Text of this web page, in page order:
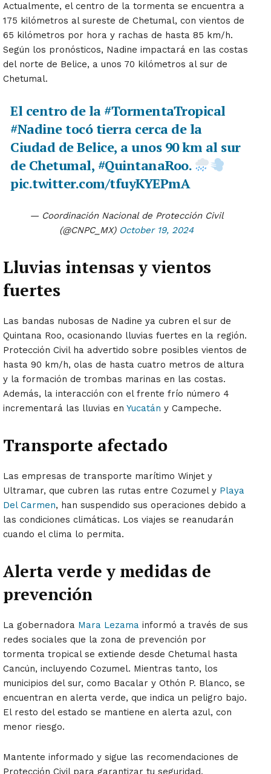
Actualmente, el centro de la tormenta se encuentra a
175 kilómetros al sureste de Chetumal, con vientos de
65 kilómetros por hora y rachas de hasta 85 km/h.
Según los pronósticos, Nadine impactará en las costas
del norte de Belice, a unos 70 kilómetros al sur de
Chetumal.
El centro de la #TormentaTropical
#Nadinetocó tierra cerca de la
Ciudad de Belice, a unos 90 km al sur
de Chetumal, #QuintanaRoo.
pic.twitter.com/tfuyKYEPmA
— Coordinación Nacional de Protección Civil
(@CNPC_MX) October 19, 2024
Lluvias intensas y vientos
fuertes
Las bandas nubosas de Nadine ya cubren el sur de
Quintana Roo, ocasionando lluvias fuertes en la región.
Protección Civil ha advertido sobre posibles vientos de
hasta 90 km/h, olas de hasta cuatro metros de altura
y la formación de trombas marinas en las costas.
Además, la interacción con el frente frío número 4
incrementará las lluvias en Yucatán y Campeche.
Transporte afectado
Las empresas de transporte marítimo Winjet y
Ultramar, que cubren las rutas entre Cozumel y Playa
Del Carmen, han suspendido sus operaciones debido a
las condiciones climáticas. Los viajes se reanudarán
cuando el clima lo permita.
Alerta verde y medidas de
prevención
La gobernadora Mara Lezama informó a través de sus
redes sociales que la zona de prevención por
tormenta tropical se extiende desde Chetumal hasta
Cancún, incluyendo Cozumel. Mientras tanto, los
municipios del sur, como Bacalar y Othón P. Blanco, se
encuentran en alerta verde, que indica un peligro bajo.
El resto del estado se mantiene en alerta azul, con
menor riesgo.
Mantente informado y sigue las recomendaciones de
Protección Civil para garantizar tu seguridad.